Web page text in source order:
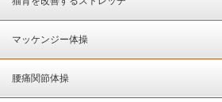
マッケンジー体操
腰痛関節体操